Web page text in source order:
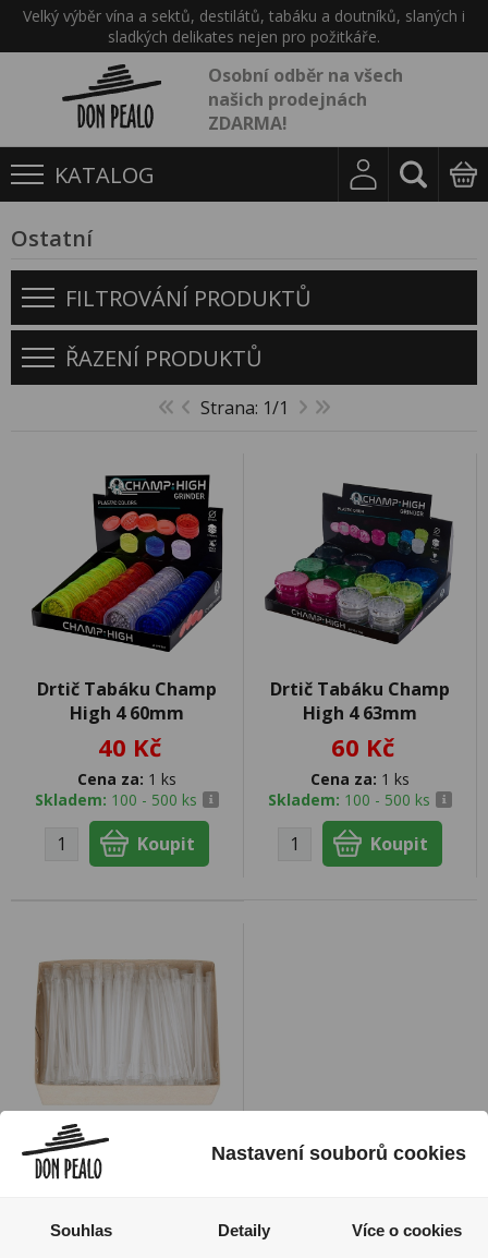
Velký výběr vína a sektů, destilátů, tabáku a doutníků, slaných i
sladkých delikates nejen pro požitkáře.
Osobní odběr na všech
našich prodejnách
ZDARMA!
KATALOG
Ostatní
FILTROVÁNÍ PRODUKTŮ
ŘAZENÍ PRODUKTŮ
Strana: 1/1
Drtič Tabáku Champ
High 4 60mm
40 Kč
Cena za: 1 ks
Skladem: 100 - 500 ks
Drtič Tabáku Champ
High 4 63mm
60 Kč
Cena za: 1 ks
Skladem: 100 - 500 ks
Šlukovka Skleněnka
cigaretový náustek
990 Kč
Nastavení souborů cookies
Souhlas Detaily Více o cookies